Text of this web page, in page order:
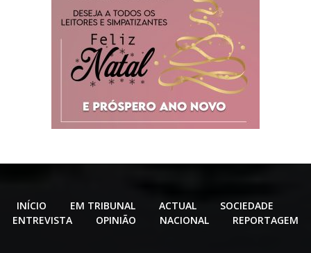
INÍCIO EM TRIBUNAL ACTUAL
SOCIEDADE
ENTREVISTA
OPINIÃO NACIONAL REPORTAGEM